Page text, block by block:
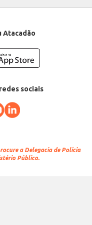
Atacadão
sociais
a Delegacia de Polícia
Público.